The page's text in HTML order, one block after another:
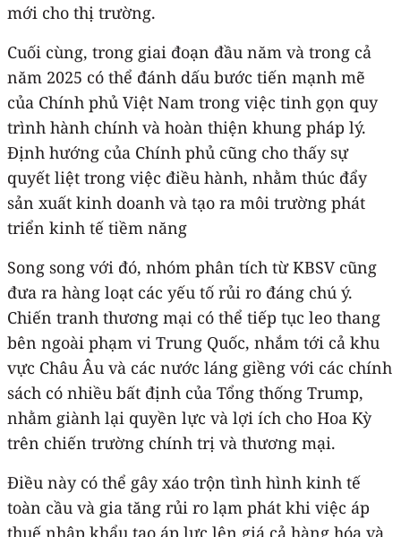
mới cho thị trường.
Cuối cùng, trong giai đoạn đầu năm và trong cả
năm 2025 có thể đánh dấu bước tiến mạnh mẽ
của Chính phủ Việt Nam trong việc tinh gọn quy
trình hành chính và hoàn thiện khung pháp lý.
Định hướng của Chính phủ cũng cho thấy sự
quyết liệt trong việc điều hành, nhằm thúc đẩy
sản xuất kinh doanh và tạo ra môi trường phát
triển kinh tế tiềm năng
Song song với đó, nhóm phân tích từ KBSV cũng
đưa ra hàng loạt các yếu tố rủi ro đáng chú ý.
Chiến tranh thương mại có thể tiếp tục leo thang
bên ngoài phạm vi Trung Quốc, nhắm tới cả khu
vực Châu Âu và các nước láng giềng với các chính
sách có nhiều bất định của Tổng thống Trump,
nhằm giành lại quyền lực và lợi ích cho Hoa Kỳ
trên chiến trường chính trị và thương mại.
Điều này có thể gây xáo trộn tình hình kinh tế
toàn cầu và gia tăng rủi ro lạm phát khi việc áp
thuế nhập khẩu tạo áp lực lên giá cả hàng hóa và